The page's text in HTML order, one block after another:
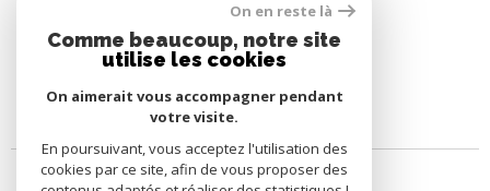
On en reste là
Comme beaucoup, notre site
utilise les cookies
On aimerait vous accompagner pendant
votre visite.
En poursuivant, vous acceptez l'utilisation des
cookies par ce site, afin de vous proposer des